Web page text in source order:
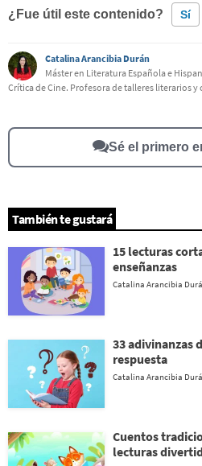
¿Fue útil este contenido? Sí
Este contenido contiene
Este contenido no tiene la
Otro
Catalina Arancibia Durán
Máster en Literatura Española e
Crítica de Cine. Profesora de talleres literarios y
Sé el primero
También te gustará
15 lecturas
enseñanzas
Catalina Arancibia
33 adivinanzas
respuesta
Catalina Arancibia
Cuentos
lecturas